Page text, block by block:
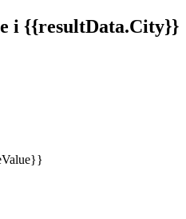
i {{resultData.City}}